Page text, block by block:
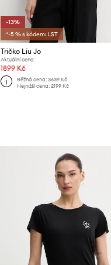
-13%
*-5 % s kódem: LST
Tričko Liu Jo
Aktuální cena:
1899 Kč
Běžná cena: 3639 Kč
Nejnižší cena: 2199 Kč